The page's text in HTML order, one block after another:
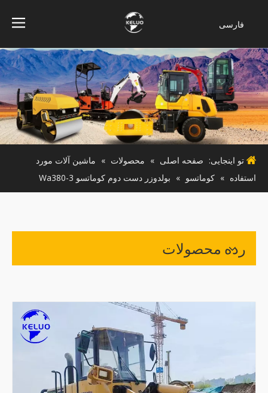
فارسی
indonesia
Türk dili
ไทย
Italiano
Deutsch
Português
Español
Pусский
تو اینجایی: صفحه اصلی » محصولات » ماشین آلات مورد
استفاده » کوماتسو » بولدوزر دست دوم کوماتسو Wa380-3
رده محصولات